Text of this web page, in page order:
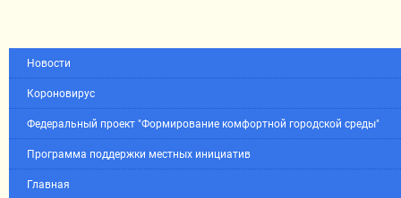
Новости
Короновирус
Федеральный проект "Формирование комфортной городской среды"
Программа поддержки местных инициатив
Главная